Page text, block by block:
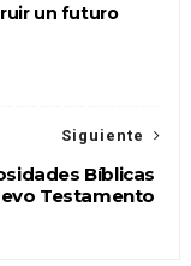
un futuro
Siguiente
Bíblicas
Testamento